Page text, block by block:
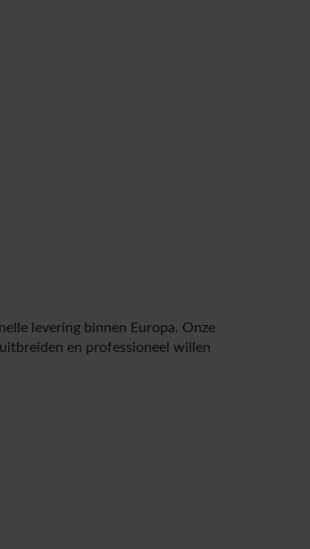
levering binnen Europa. Onze
en professioneel willen